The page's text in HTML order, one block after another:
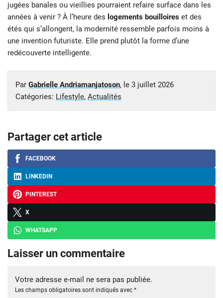
jugées banales ou vieillies pourraient refaire surface dans les
années à venir ? À l’heure des logements bouilloires et des
étés qui s’allongent, la modernité ressemble parfois moins à
une invention futuriste. Elle prend plutôt la forme d’une
redécouverte intelligente.
Par Gabrielle Andriamanjatoson, le 3 juillet 2026
Catégories: Lifestyle, Actualités
Partager cet article
FACEBOOK
LINKEDIN
PINTEREST
X
WHATSAPP
Laisser un commentaire
Votre adresse e-mail ne sera pas publiée.
Les champs obligatoires sont indiqués avec *